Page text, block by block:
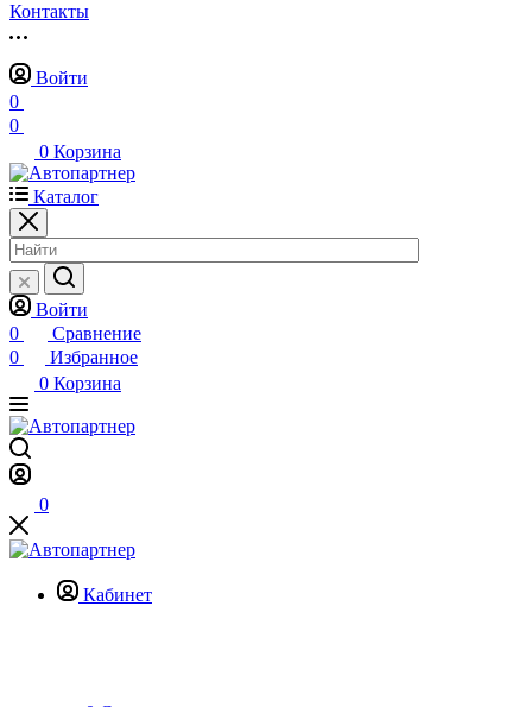
Контакты
Войти
0
0
0 Корзина
Каталог
Войти
0
Сравнение
0
Избранное
0 Корзина
0
Кабинет